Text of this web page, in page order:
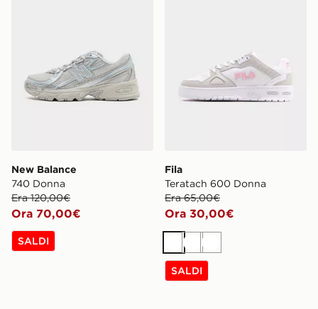
New Balance
740 Donna
Era 120,00€
Ora 70,00€
SALDI
Fila
Teratach 600 Donna
Era 65,00€
Ora 30,00€
Bianco
BiancoBianco
SALDI